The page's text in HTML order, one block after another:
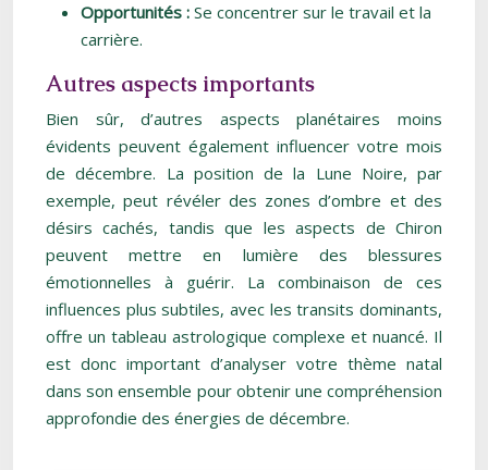
Opportunités : Se concentrer sur le travail et la
carrière.
Autres aspects importants
Bien sûr, d’autres aspects planétaires moins
évidents peuvent également influencer votre mois
de décembre. La position de la Lune Noire, par
exemple, peut révéler des zones d’ombre et des
désirs cachés, tandis que les aspects de Chiron
peuvent mettre en lumière des blessures
émotionnelles à guérir. La combinaison de ces
influences plus subtiles, avec les transits dominants,
offre un tableau astrologique complexe et nuancé. Il
est donc important d’analyser votre thème natal
dans son ensemble pour obtenir une compréhension
approfondie des énergies de décembre.